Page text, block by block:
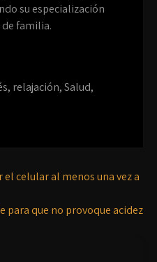
su especialización
familia.
, relajación,Salud,
celular al menos una vez a
para que no provoque acidez